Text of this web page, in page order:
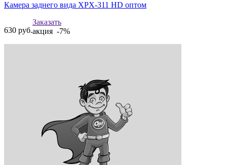
Камера заднего вида XPX-311 HD оптом
630 руб.
Заказать
акция -7%